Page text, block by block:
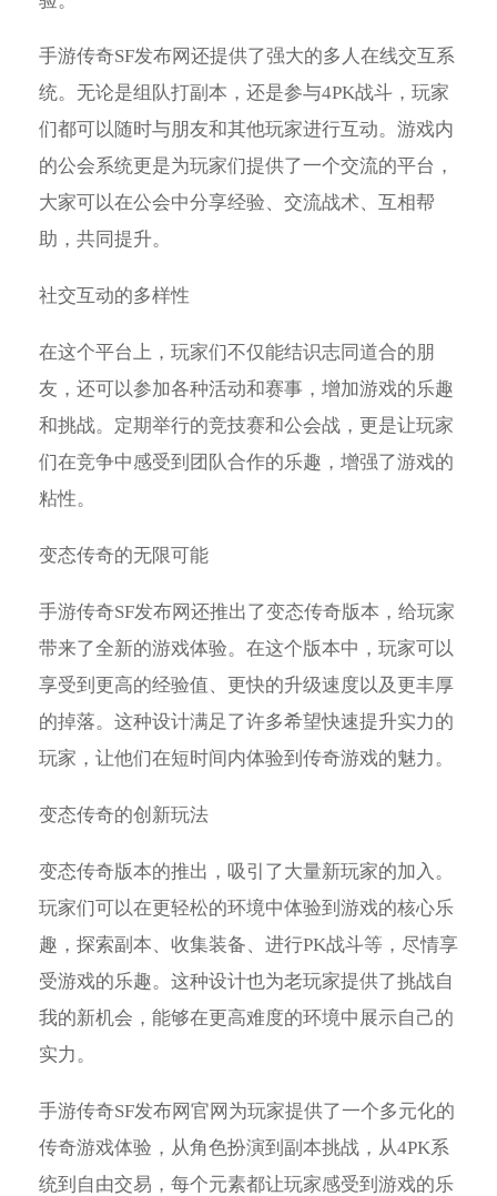
手游传奇SF发布网还提供了强大的多人在线交互系
统。无论是组队打副本，还是参与4PK战斗，玩家
们都可以随时与朋友和其他玩家进行互动。游戏内
的公会系统更是为玩家们提供了一个交流的平台，
大家可以在公会中分享经验、交流战术、互相帮
助，共同提升。
社交互动的多样性
在这个平台上，玩家们不仅能结识志同道合的朋
友，还可以参加各种活动和赛事，增加游戏的乐趣
和挑战。定期举行的竞技赛和公会战，更是让玩家
们在竞争中感受到团队合作的乐趣，增强了游戏的
粘性。
变态传奇的无限可能
手游传奇SF发布网还推出了变态传奇版本，给玩家
带来了全新的游戏体验。在这个版本中，玩家可以
享受到更高的经验值、更快的升级速度以及更丰厚
的掉落。这种设计满足了许多希望快速提升实力的
玩家，让他们在短时间内体验到传奇游戏的魅力。
变态传奇的创新玩法
变态传奇版本的推出，吸引了大量新玩家的加入。
玩家们可以在更轻松的环境中体验到游戏的核心乐
趣，探索副本、收集装备、进行PK战斗等，尽情享
受游戏的乐趣。这种设计也为老玩家提供了挑战自
我的新机会，能够在更高难度的环境中展示自己的
实力。
手游传奇SF发布网官网为玩家提供了一个多元化的
传奇游戏体验，从角色扮演到副本挑战，从4PK系
统到自由交易，每个元素都让玩家感受到游戏的乐